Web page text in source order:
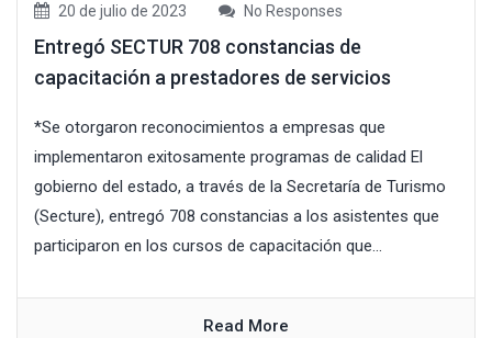
20 de julio de 2023 No Responses
Entregó SECTUR 708 constancias de
capacitación a prestadores de servicios
*Se otorgaron reconocimientos a empresas que
implementaron exitosamente programas de calidad El
gobierno del estado, a través de la Secretaría de Turismo
(Secture), entregó 708 constancias a los asistentes que
participaron en los cursos de capacitación que...
Read More